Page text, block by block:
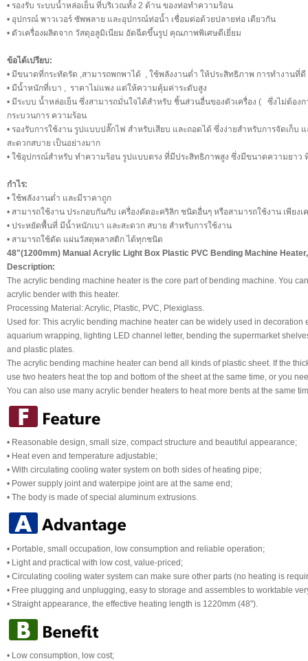
• รองรับ ระบบน้ำหล่อเย็น ที่บริเวณทั้ง 2 ด้าน ของท่อทำความร้อน
• อุปกรณ์ พาวเวอร์ ซัพพลาย และอุปกรณ์ท่อน้ำ เชื่อมต่อด้วยปลายท่อ เดียวกัน
• ตัวเครื่องผลิตจาก วัสดุอลูมิเนียม อัดฉีดขึ้นรูป คุณภาพพิเศษดีเยี่ยม
ข้อได้เปรียบ:
• มีขนาดที่กระทัดรัด ,สามารถพกพาได้ , ใช้พลังงานต่ำ ให้ประสิทธิภาพ การทำงานที่
• มีน้ำหนักที่เบา , ราคาไม่แพง แต่ให้ความคุ้มค่าระดับสูง
• มีระบบ น้ำหล่อเย็น ซึ่งสามารถมั่นใจได้สำหรับ ชิ้นส่วนอื่นของตัวเครื่อง ( ซึ่งไม่ต้อง
กระบวนการ ความร้อน
• รองรับการใช้งาน รูปแบบปลั๊กไฟ สำหรับเสียบ และถอดได้ ซึ่งง่ายสำหรับการจัดเก็บ
สะดวกสบาย เป็นอย่างมาก
• ใช้อุปกรณ์สำหรับ ทำความร้อน รูปแบบตรง ที่มีประสิทธิภาพสูง ซึ่งมีขนาดความยาว
กำไร:
• ใช้พลังงานต่ำ และมีราคาถูก
• สามารถใช้งาน ประกอบกันกับ เครื่องดัดอะคริลิก ชนิดอื่นๆ หรือสามารถใช้งาน เพียง
• ประหยัดพื้นที่ มีน้ำหนักเบา และสะดวก สบาย สำหรับการใช้งาน
• สามารถใช้ดัด แผ่นวัสดุพลาสติก ได้ทุกชนิด
48"(1200mm) Manual Acrylic Light Box Plastic PVC Bending Machine
Description:
The acrylic bending machine heater is the core part of bending machine. You
acrylic bender with this heater.
Processing Material: Acrylic, Plastic, PVC, Plexiglass.
Used for: This acrylic bending machine heater can be widely used in
aquarium wrapping, lighting LED channel letter, bending the supermarket
and plastic plates.
The acrylic bending machine heater can bend all kinds of plastic sheet. If the
use two heaters heat the top and bottom of the sheet at the same time, or you
You can also use many acrylic bender heaters to heat more bents at the same
• Reasonable design, small size, compact structure and beautiful appearance;
• Heat even and temperature adjustable;
• With circulating cooling water system on both sides of heating pipe;
• Power supply joint and waterpipe joint are at the same end;
• The body is made of special aluminum extrusions.
• Portable, small occupation, low consumption and reliable operation;
• Light and practical with low cost, value-priced;
• Circulating cooling water system can make sure other parts (no heating is
• Free plugging and unplugging, easy to storage and assembles to worktable
• Straight appearance, the effective heating length is 1220mm (48").
• Low consumption, low cost;